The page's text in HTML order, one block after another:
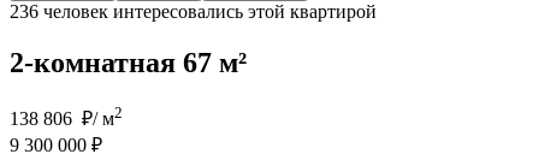
236 человек интересовались этой квартирой
2-комнатная 67 м²
138 806 ₽/ м2
9 300 000 ₽